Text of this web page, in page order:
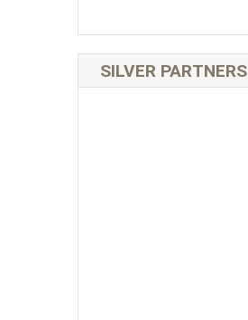
SILVER PARTNERS